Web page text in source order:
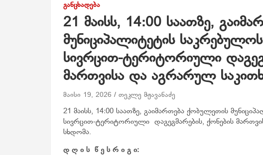
ᲒᲐᲜᲪᲮᲐᲓᲔᲑᲐ
21 მაისს, 14:00 საათზე,
მუნიციპალიტეტის
სივრცით-ტერიტორიული
მართვისა და აგრარულ
მაისი 19, 2026 თეკლე მჟავანაძე
21 მაისს, 14:00 საათზე, გაიმართება ქობულეთის
სივრცით-ტერიტორიული დაგეგმარების, ქონების
სხდომა.
დ ღ ი ს წ ე ს რ ი გ ი: